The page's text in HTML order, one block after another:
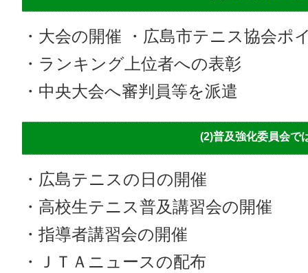
・大会の開催 ・広島市テニス協会ポ
・ランキング上位者への表彰
・中央大会へ審判員等を派遣
(2)普及強化委員会で
・広島テニスの日の開催
・高校生テニス普及講習会の開催
・指導者講習会の開催
・ＪＴＡニュースの配布